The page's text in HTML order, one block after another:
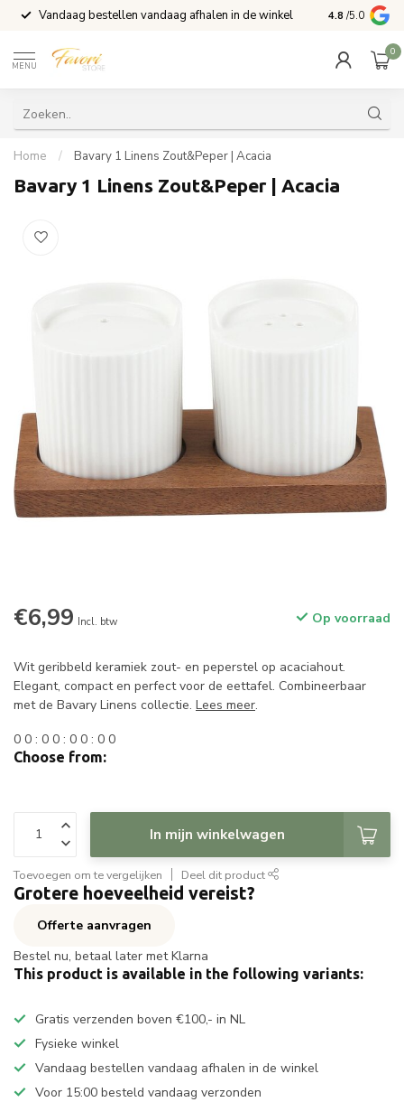
Vandaag bestellen vandaag afhalen in de winkel Voor 15:00
4.8 /5.0
MENU
0
Home / Bavary 1 Linens Zout&Peper | Acacia
Bavary 1 Linens Zout&Peper | Acacia
€6,99 Incl. btw Op voorraad
Wit geribbeld keramiek zout- en peperstel op acaciahout.
Elegant, compact en perfect voor de eettafel. Combineerbaar
met de Bavary Linens collectie. Lees meer.
0 0 : 0 0 : 0 0 : 0 0
Choose from:
In mijn winkelwagen
Toevoegen om te vergelijken Deel dit product
Grotere hoeveelheid vereist?
Offerte aanvragen
Bestel nu, betaal later met Klarna
This product is available in the following variants:
Gratis verzenden boven €100,- in NL
Fysieke winkel
Vandaag bestellen vandaag afhalen in de winkel
Voor 15:00 besteld vandaag verzonden